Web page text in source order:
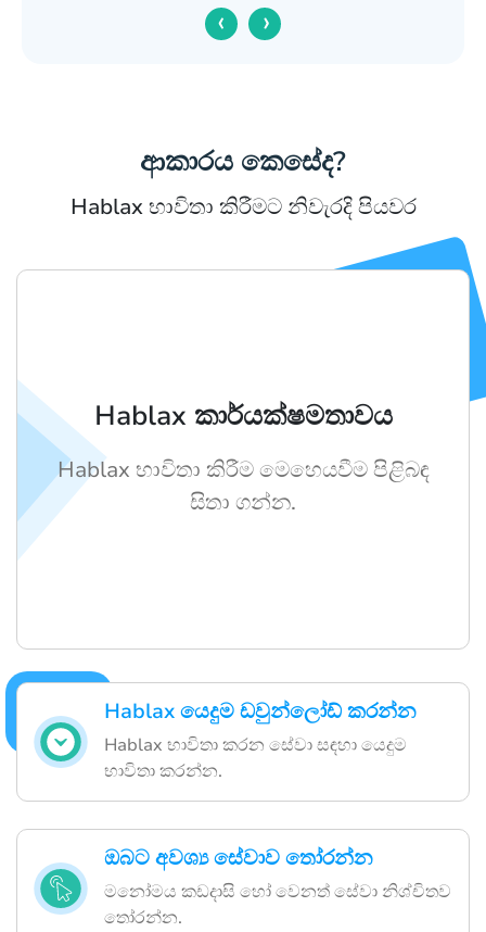
‹ ›
ආකාරය කෙසේද?
Hablax භාවිතා කිරීමට නිවැරදි පියවර
Hablax යෙදුම ඩවුන්ලෝඩ් කරන්න
Hablax භාවිතා කරන සේවා සඳහා යෙදුම
භාවිතා කරන්න.
ඔබට අවශ්‍ය සේවාව තෝරන්න
මනෝමය කඩදාසි හෝ වෙනත් සේවා නිශ්චිතව
තෝරන්න.
Hablax කාර්යක්ෂමතාවය
Hablax භාවිතා කිරීම මෙහෙයවීම පිළිබඳ
සිතා ගන්න.